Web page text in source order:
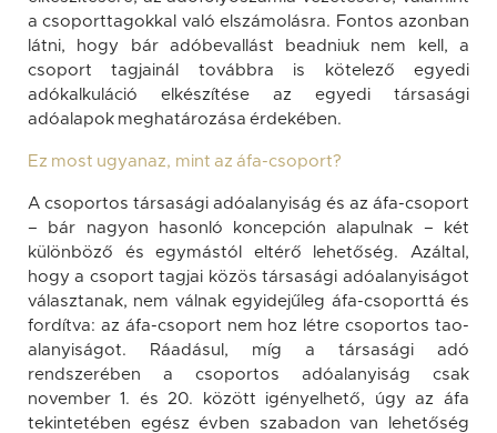
a csoporttagokkal való elszámolásra. Fontos azonban
látni, hogy bár adóbevallást beadniuk nem kell, a
csoport tagjainál továbbra is kötelező egyedi
adókalkuláció elkészítése az egyedi társasági
adóalapok meghatározása érdekében.
Ez most ugyanaz, mint az áfa-csoport?
A csoportos társasági adóalanyiság és az áfa-csoport
– bár nagyon hasonló koncepción alapulnak – két
különböző és egymástól eltérő lehetőség. Azáltal,
hogy a csoport tagjai közös társasági adóalanyiságot
választanak, nem válnak egyidejűleg áfa-csoporttá és
fordítva: az áfa-csoport nem hoz létre csoportos tao-
alanyiságot. Ráadásul, míg a társasági adó
rendszerében a csoportos adóalanyiság csak
november 1. és 20. között igényelhető, úgy az áfa
tekintetében egész évben szabadon van lehetőség